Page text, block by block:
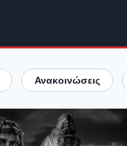
Ανακοινώσεις